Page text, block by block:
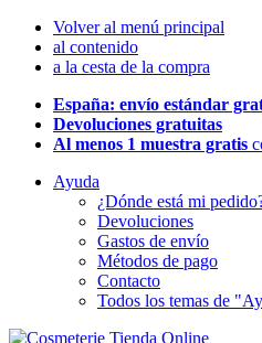
Volver al menú principal
al contenido
a la cesta de la compra
España: envío estándar
Devoluciones gratuitas
Al menos 1 muestra gratis
Ayuda
¿Dónde está mi
Devoluciones
Gastos de envío
Métodos de pago
Contacto
Todos los temas de